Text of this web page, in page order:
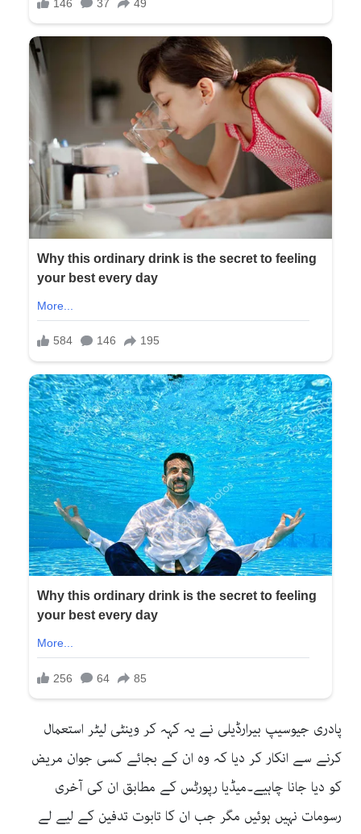
پادری جیوسیپ بیرارڈیلی نے یہ کہہ کر وینٹی لیٹر استعمال
کرنے سے انکار کر دیا کہ وہ ان کے بجائے کسی جوان مریض
کو دیا جانا چاہیے۔میڈیا رپورٹس کے مطابق ان کی آخری
رسومات نہیں ہوئیں مگر جب ان کا تابوت تدفین کے لیے لے